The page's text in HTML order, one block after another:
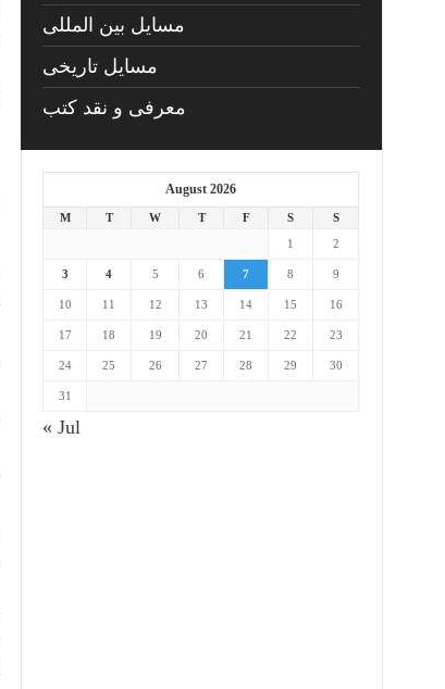
مسایل بین المللی
مسایل تاریخی
معرفی و نقد کتب
August 2026
M T W T F S
S
1
2
3 4 5 6 7 8 9
10 11 12 13 14 15 16
17 18 19 20 21 22 23
24 25 26 27 28 29 30
31
« Jul